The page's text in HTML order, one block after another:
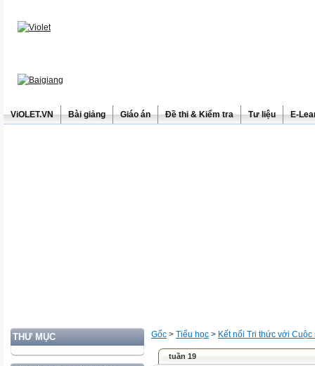
ViOLET.VN Bài giảng Giáo án Đề thi & Kiểm tra Tư liệu E-
THƯ MỤC Gốc > Tiểu học > Kết nối Tri thức với Cuộc
tuần 19